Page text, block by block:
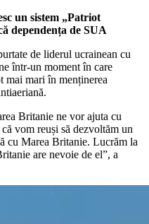
un sistem „Patriot
dependența de SUA
de liderul ucrainean cu
într-un moment în care
mai mari în menținerea
Britanie ne vor ajuta cu
vom reuși să dezvoltăm un
cu Marea Britanie. Lucrăm la
are nevoie de el”, a